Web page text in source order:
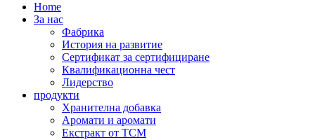
Home
За нас
Фабрика
История на развитие
Сертификат за сертифициране
Квалификационна чест
Лидерство
продукти
Хранителна добавка
Аромати и аромати
Екстракт от TCM